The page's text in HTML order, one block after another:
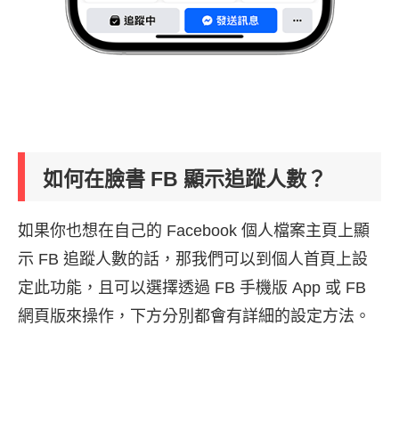
如何在臉書 FB 顯示追蹤人數？
如果你也想在自己的 Facebook 個人檔案主頁上顯
示 FB 追蹤人數的話，那我們可以到個人首頁上設
定此功能，且可以選擇透過 FB 手機版 App 或 FB
網頁版來操作，下方分別都會有詳細的設定方法。